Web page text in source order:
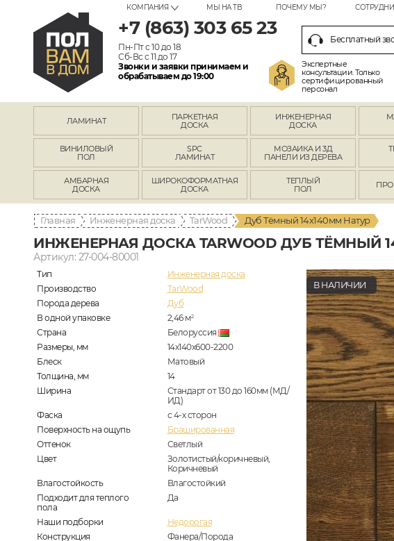
КОМПАНИЯ МЫ НА ТВ ПОЧЕМУ МЫ?
+7 (863) 303 65 23
Пн-Пт с 10 до 18
Сб-Вс с 11 до 17
Звонки и заявки принимаем и
обрабатываем до 19:00
Бесплатный
Экспертные
консультации. Только
сертифицированный
персонал
ЛАМИНАТ
ПАРКЕТНАЯ
ДОСКА
ИНЖЕНЕРНАЯ
ДОСКА
ВИНИЛОВЫЙ
ПОЛ
SPC
ЛАМИНАТ
МОЗАИКА И 3Д
ПАНЕЛИ ИЗ ДЕРЕВА
АМБАРНАЯ
ДОСКА
ШИРОКОФОРМАТНАЯ
ДОСКА
ТЕПЛЫЙ
ПОЛ
Главная Инженерная доска TarWood Дуб Тёмный 14х140мм Натур
ИНЖЕНЕРНАЯ ДОСКА TARWOOD ДУБ ТЁМНЫЙ
Артикул: 27-004-80001
Тип
Инженерная доска
Производство
TarWood
Порода дерева
Дуб
В одной упаковке
2,46 м2
Страна
Белоруссия
Размеры, мм
14х140х600-2200
Блеск
Матовый
Толщина, мм
14
Ширина
Стандарт от 130 до 160мм (МД/
ИД)
Фаска
с 4-х сторон
Поверхность на ощупь
Брашированная
Оттенок
Светлый
Цвет
Золотистый/коричневый,
Коричневый
Влагостойкость
Влагостойкий
Подходит для теплого
пола
Да
Наши подборки
Недорогая
Конструкция
Фанера/Порода
В НАЛИЧИИ